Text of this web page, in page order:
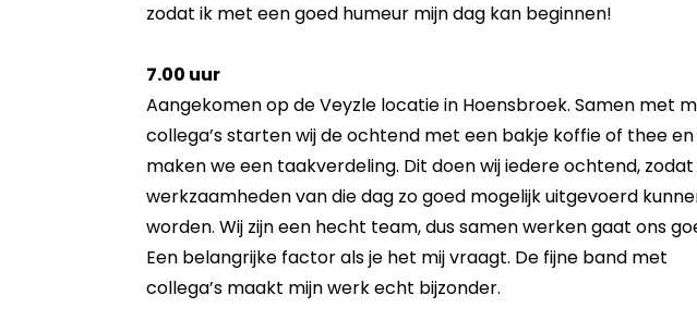
zodat ik met een goed humeur mijn dag kan beginnen!
7.00 uur
Aangekomen op de Veyzle locatie in Hoensbroek. Samen met
collega’s starten wij de ochtend met een bakje koffie of thee en
maken we een taakverdeling. Dit doen wij iedere ochtend,
werkzaamheden van die dag zo goed mogelijk uitgevoerd
worden. Wij zijn een hecht team, dus samen werken gaat ons
Een belangrijke factor als je het mij vraagt. De fijne band met
collega’s maakt mijn werk echt bijzonder.